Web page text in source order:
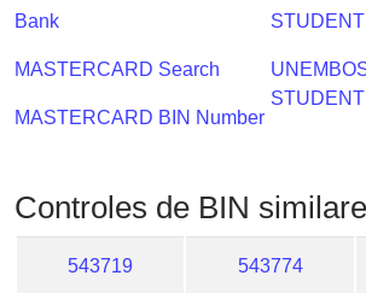
Bank
MASTERCARD Search
MASTERCARD BIN Number
Controles de BIN
543719 543774